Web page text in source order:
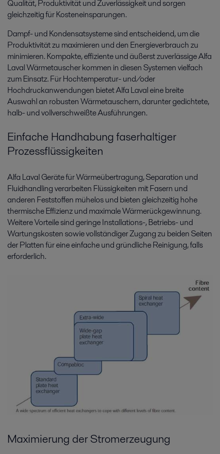
Qualität, Produktivität und Zuverlässigkeit und sorgen
gleichzeitig für Kosteneinsparungen.
Dampf- und Kondensatsysteme sind entscheidend, um die
Produktivität zu maximieren und den Energieverbrauch zu
minimieren. Kompakte, effiziente und äußerst zuverlässige Alfa
Laval Wärmetauscher kommen in diesen Systemen vielfach
zum Einsatz. Für Hochtemperatur- und/oder
Hochdruckanwendungen bietet Alfa Laval eine breite
Auswahl an robusten Wärmetauschern, darunter gedichtete,
halb- und vollverschweißte Ausführungen.
Einfache Handhabung faserhaltiger
Prozessflüssigkeiten
Alfa Laval Geräte für Wärmeübertragung, Separation und
Fluidhandling verarbeiten Flüssigkeiten mit Fasern und
anderen Feststoffen mühelos und bieten gleichzeitig hohe
thermische Effizienz und maximale Wärmerückgewinnung.
Weitere Vorteile sind geringe Installations-, Betriebs- und
Wartungskosten sowie vollständiger Zugang zu beiden Seiten
der Platten für eine einfache und gründliche Reinigung, falls
erforderlich.
Maximierung der Stromerzeugung